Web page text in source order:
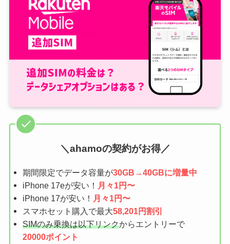
＼ahamoの契約がお得／
期間限定でデータ容量が30GB→40GBに増量中
iPhone 17eが安い！ 月々1円〜
iPhone 17が安い！ 月々1円〜
スマホセット購入で最大58,201円割引
SIMのみ乗換は以下リンクからエントリーで
20000ポイント